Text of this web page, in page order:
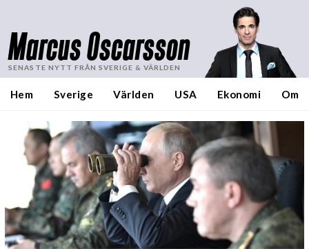
Marcus Oscarsson
SENASTE NYTT FRÅN SVERIGE & VÄRLDEN
Hem Sverige Världen USA Ekonomi Om